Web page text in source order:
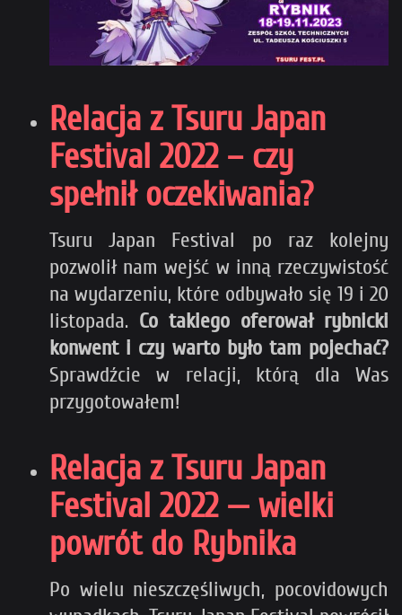
Relacja z Tsuru Japan
Festival 2022 – czy
spełnił oczekiwania?
Tsuru Japan Festival po raz kolejny
pozwolił nam wejść w inną rzeczywistość
na wydarzeniu, które odbywało się 19 i 20
listopada. Co takiego oferował rybnicki
konwent i czy warto było tam pojechać?
Sprawdźcie w relacji, którą dla Was
przygotowałem!
Relacja z Tsuru Japan
Festival 2022 — wielki
powrót do Rybnika
Po wielu nieszczęśliwych, pocovidowych